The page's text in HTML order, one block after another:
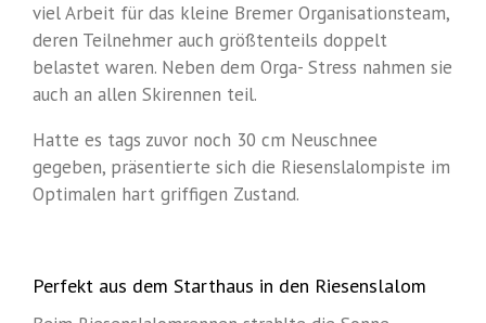
viel Arbeit für das kleine Bremer Organisationsteam,
deren Teilnehmer auch größtenteils doppelt
belastet waren. Neben dem Orga- Stress nahmen sie
auch an allen Skirennen teil.
Hatte es tags zuvor noch 30 cm Neuschnee
gegeben, präsentierte sich die Riesenslalompiste im
Optimalen hart griffigen Zustand.
Perfekt aus dem Starthaus in den Riesenslalom